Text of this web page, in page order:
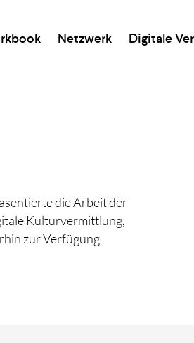
Netzwerk Digitale
die Arbeit der
Kulturvermittlung,
zur Verfügung